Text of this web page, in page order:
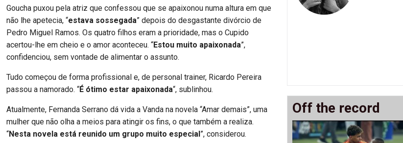
Goucha puxou pela atriz que confessou que se apaixonou numa altura em que
não lhe apetecia, “estava sossegada” depois do desgastante divórcio de
Pedro Miguel Ramos. Os quatro filhos eram a prioridade, mas o Cupido
acertou-lhe em cheio e o amor aconteceu. “Estou muito apaixonada”,
confidenciou, sem vontade de alimentar o assunto.
Tudo começou de forma profissional e, de personal trainer, Ricardo Pereira
passou a namorado. “É ótimo estar apaixonada“, sublinhou.
Atualmente, Fernanda Serrano dá vida a Vanda na novela “Amar demais”, uma
mulher que não olha a meios para atingir os fins, o que também a realiza.
“Nesta novela está reunido um grupo muito especial”, considerou.
Off the record